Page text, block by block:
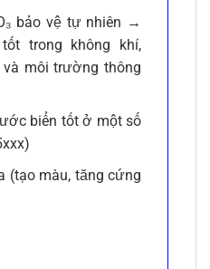
bảo vệ tự nhiên →
trong không khí,
môi trường thông
biển tốt ở một số
(tạo màu, tăng cứng